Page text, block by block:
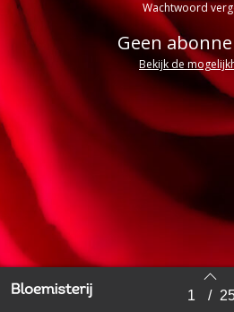
Wachtwoord
Geen
Bekijk de
Back to index 1 /